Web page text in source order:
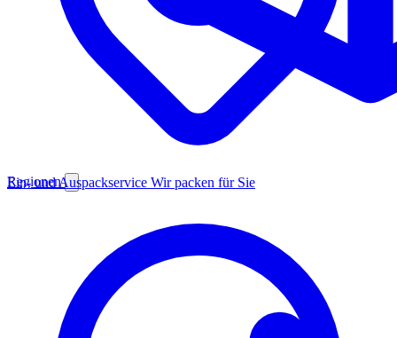
Ein- und Auspackservice Wir packen für Sie
Regionen